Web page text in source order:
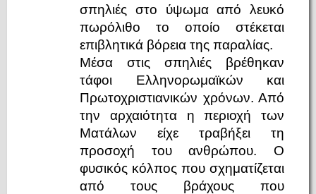
σπηλιές στο ύψωμα από λευκό
πωρόλιθο το οποίο στέκεται
επιβλητικά βόρεια της παραλίας.
Μέσα στις σπηλιές βρέθηκαν
τάφοι Ελληνορωμαϊκών και
Πρωτοχριστιανικών χρόνων. Από
την αρχαιότητα η περιοχή των
Ματάλων είχε τραβήξει τη
προσοχή του ανθρώπου. Ο
φυσικός κόλπος που σχηματίζεται
από τους βράχους που